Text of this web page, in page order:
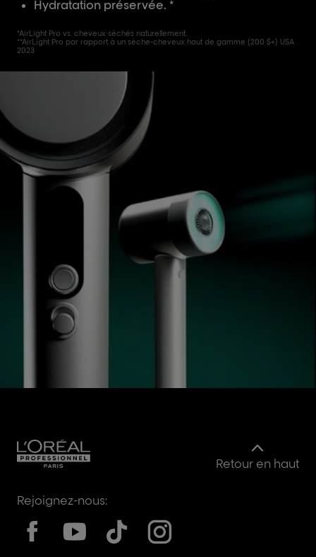
Hydratation préservée. *
*AirLight Pro vs. cheveux séchés naturellement.
**AirLight Pro par rapport à un sèche-cheveux haut de gamme (200 $+) USA
2023
Retour en haut
Rejoignez-nous: